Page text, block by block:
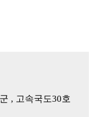
, 고속국도30호